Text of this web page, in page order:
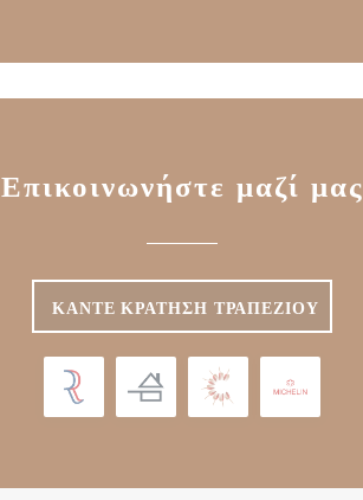
Επικοινωνήστε μαζί μας
ΚΆΝΤΕ ΚΡΆΤΗΣΗ ΤΡΑΠΕΖΙΟΎ